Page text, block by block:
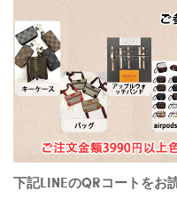
下記LINEのQRコートをお